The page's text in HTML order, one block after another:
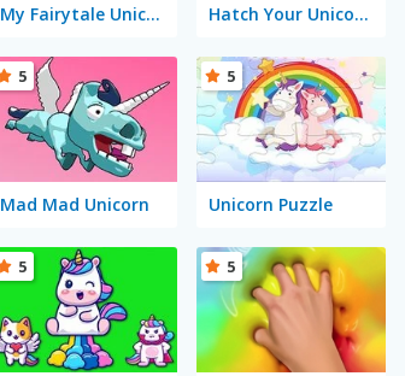
My Fairytale Unicorn Hatch Your Unicorn Idol
Mad Mad Unicorn
5
Unicorn Puzzle
5
5 5